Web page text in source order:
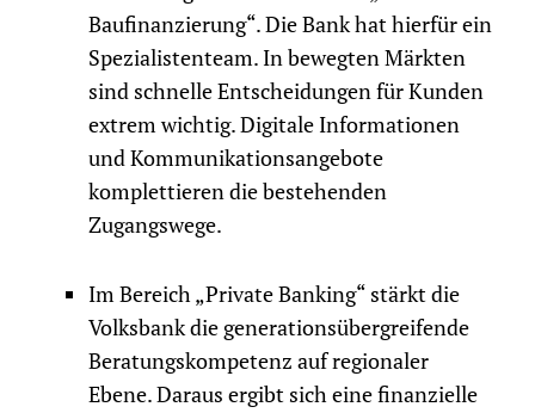
Baufinanzierung“. Die Bank hat hierfür ein
Spezialistenteam. In bewegten Märkten
sind schnelle Entscheidungen für Kunden
extrem wichtig. Digitale Informationen
und Kommunikationsangebote
komplettieren die bestehenden
Zugangswege.
Im Bereich „Private Banking“ stärkt die
Volksbank die generationsübergreifende
Beratungskompetenz auf regionaler
Ebene. Daraus ergibt sich eine finanzielle